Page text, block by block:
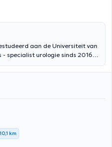
aan de Universiteit van
- specialist urologie sinds 2016
de CUB Erasmus ziekenhuis op
10,1 km